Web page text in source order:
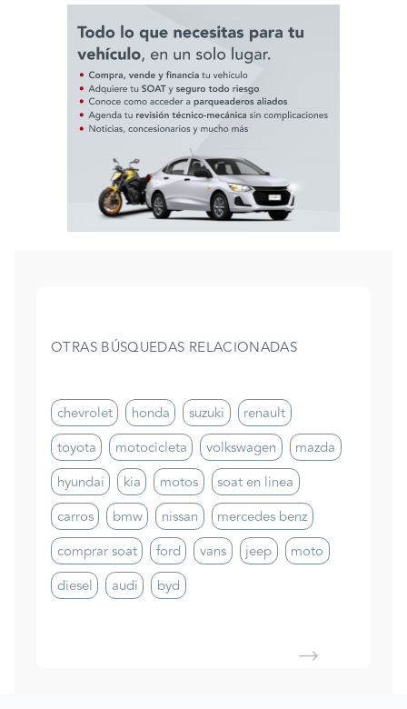
OTRAS BÚSQUEDAS RELACIONADAS
chevrolet honda suzuki
renault
toyota
motocicleta volkswagen
mazda
hyundai
kia motos
soat en linea
carros
bmw nissan
mercedes benz
comprar soat
ford vans jeep
moto
diesel
audi byd